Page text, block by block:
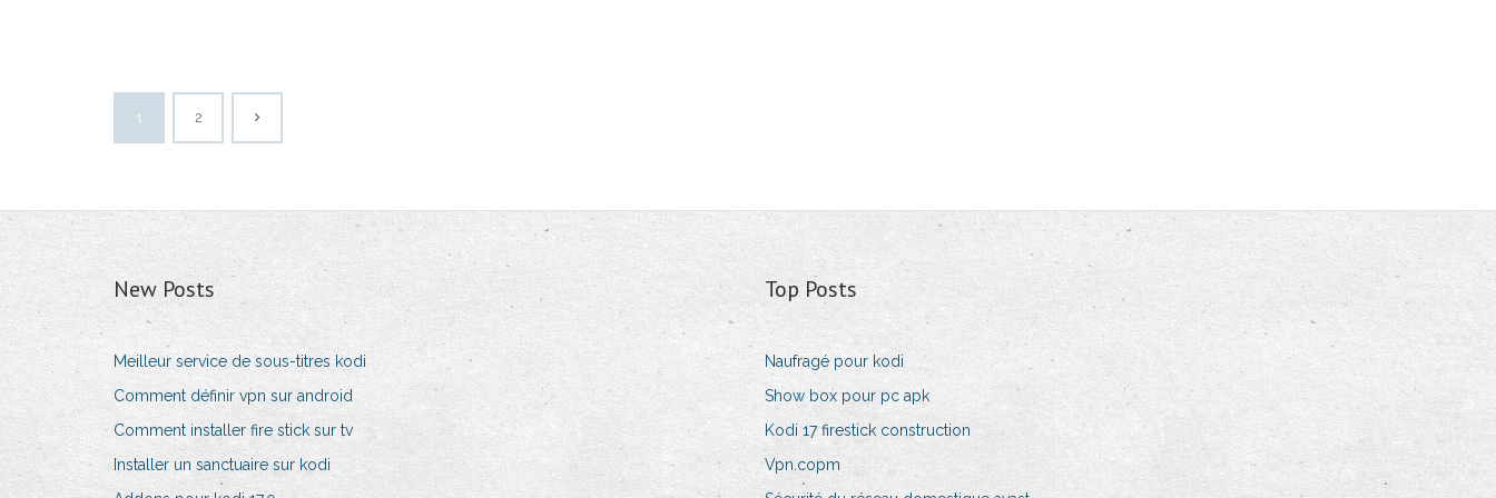
1 2
New Posts
Meilleur service de sous-titres kodi
Comment définir vpn sur android
Comment installer fire stick sur tv
Installer un sanctuaire sur kodi
Top Posts
Naufragé pour kodi
Show box pour pc apk
Kodi 17 firestick construction
Vpn.copm